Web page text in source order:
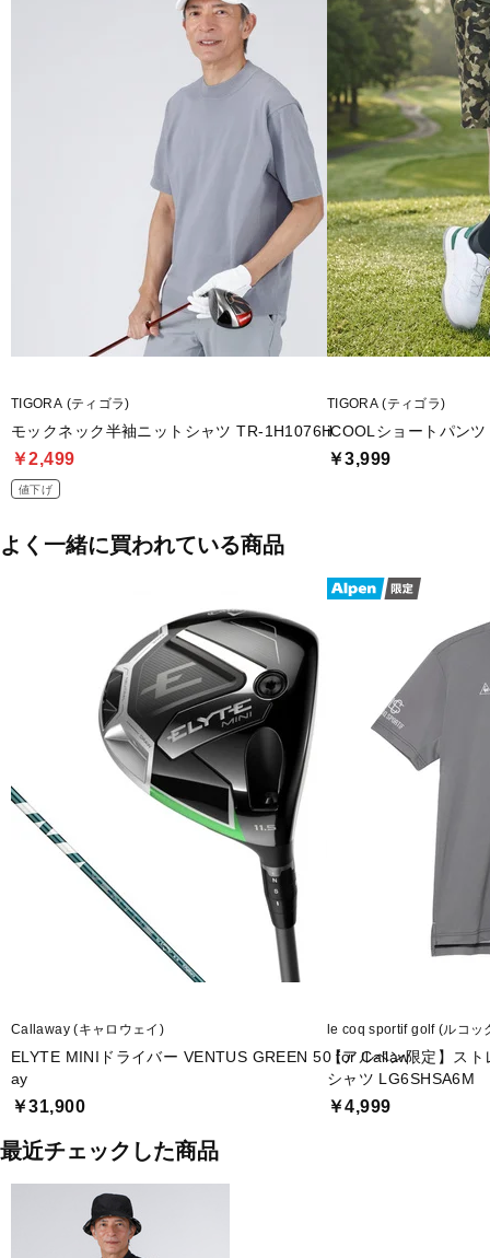
TIGORA (ティゴラ)
モックネック半袖ニットシャツ TR-1H1076H
￥2,499
値下げ
TIGORA (ティゴラ)
iCOOLショートパン
￥3,999
よく一緒に買われている商品
Callaway (キャロウェイ)
ELYTE MINIドライバー VENTUS GREEN 50 for Callaw
ay
￥31,900
le coq sportif golf (ルコッ
【アルペン限定】ス
シャツ LG6SHSA6M
￥4,999
最近チェックした商品